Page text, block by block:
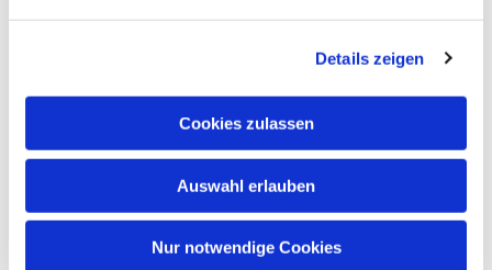
Details zeigen
Cookies zulassen
Auswahl erlauben
Nur notwendige Cookies